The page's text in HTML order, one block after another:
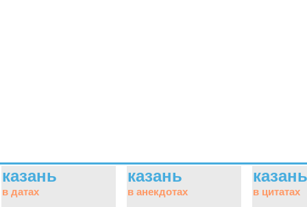
казань
в датах
казань
в анекдотах
казань
в цитатах